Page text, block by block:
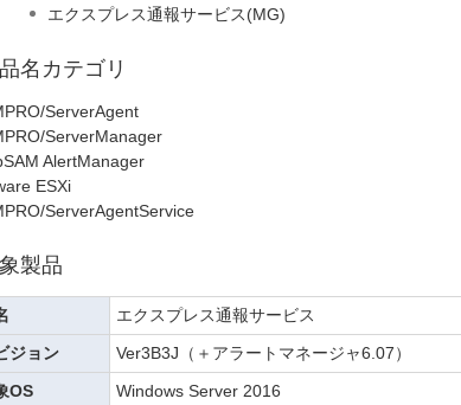
エクスプレス通報サービス(MG)
名カテゴリ
ServerAgent
ServerManager
AlertManager
ESXi
ServerAgentService
製品
エクスプレス通報サービス
ジョン
Ver3B3J（＋アラートマネージャ6.07）
OS
Windows Server 2016